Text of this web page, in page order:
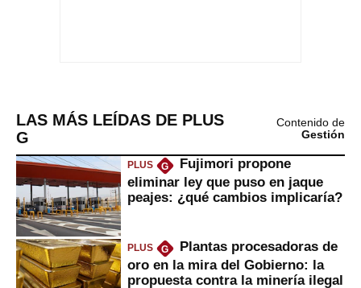
LAS MÁS LEÍDAS DE PLUS
G
Contenido de
Gestión
PLUS G
Fujimori propone
eliminar ley que puso en jaque
peajes: ¿qué cambios implicaría?
PLUS G
Plantas procesadoras de
oro en la mira del Gobierno: la
propuesta contra la minería ilegal